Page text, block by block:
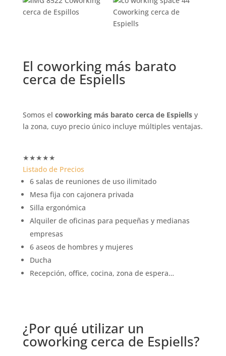
El coworking más barato
cerca de Espiells
Somos el coworking más barato cerca de Espiellsy
la zona, cuyo precio único incluye múltiples ventajas.
★★★★★
Listado de Precios
6 salas de reuniones de uso ilimitado
Mesa fija con cajonera privada
Silla ergonómica
Alquiler de oficinas para pequeñas y medianas
empresas
6 aseos de hombres y mujeres
Ducha
Recepción, office, cocina, zona de espera…
¿Por qué utilizar un
coworking cerca de Espiells?